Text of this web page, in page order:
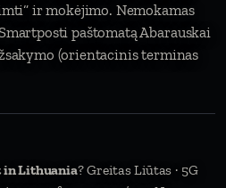
ir mokėjimo. Nemokamas
paštomatą Abarauskai
(orientacinis terminas
in Lithuania? Greitas Liūtas · 5G